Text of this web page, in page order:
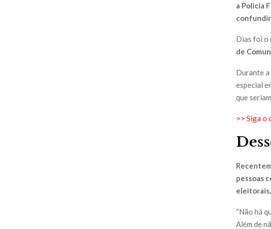
a Polícia
confundir
Dias foi o
de
Durante
especial
que
>> Siga o
pessoas
“Não há
Além de